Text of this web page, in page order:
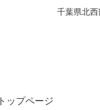
千葉県北
トップページ